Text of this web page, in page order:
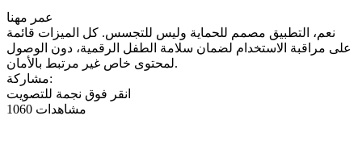
عمر مهنا
نعم، التطبيق مصمم للحماية وليس للتجسس. كل الميزات قائمة
على مراقبة الاستخدام لضمان سلامة الطفل الرقمية، دون الوصول
لمحتوى خاص غير مرتبط بالأمان.
مشاركة:
انقر فوق نجمة للتصويت
1060 مشاهدات